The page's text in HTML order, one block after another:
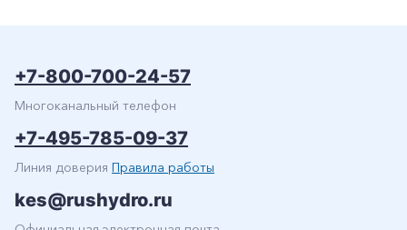
+7-800-700-24-57
Многоканальный телефон
+7-495-785-09-37
Линия доверия Правила работы
kes@rushydro.ru